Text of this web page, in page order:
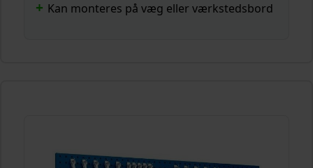
Kan monteres på væg eller værkstedsbord